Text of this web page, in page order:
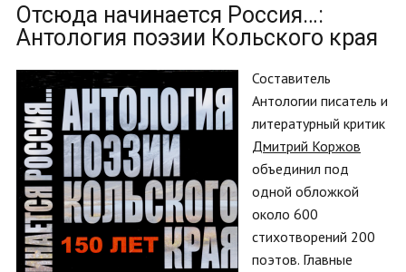
Отсюда начинается Россия…:
Антология поэзии Кольского края
Составитель
Антологии писатель и
литературный критик
Дмитрий Коржов
объединил под
одной обложкой
около 600
стихотворений 200
поэтов. Главные